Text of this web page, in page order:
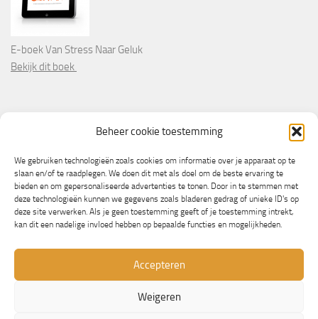
Beheer cookie toestemming
We gebruiken technologieën zoals cookies om informatie over je apparaat op te
slaan en/of te raadplegen. We doen dit met als doel om de beste ervaring te
bieden en om gepersonaliseerde advertenties te tonen. Door in te stemmen met
deze technologieën kunnen we gegevens zoals bladeren gedrag of unieke ID's op
deze site verwerken. Als je geen toestemming geeft of je toestemming intrekt,
kan dit een nadelige invloed hebben op bepaalde functies en mogelijkheden.
Accepteren
Weigeren
E-boek Van Stress Naar Geluk
Bekijk dit boek